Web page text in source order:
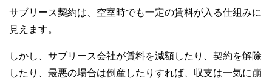
サブリース契約は、空室時でも一定の賃料が入る仕組みに
見えます。
しかし、サブリース会社が賃料を減額したり、契約を解除
したり、最悪の場合は倒産したりすれば、収支は一気に崩